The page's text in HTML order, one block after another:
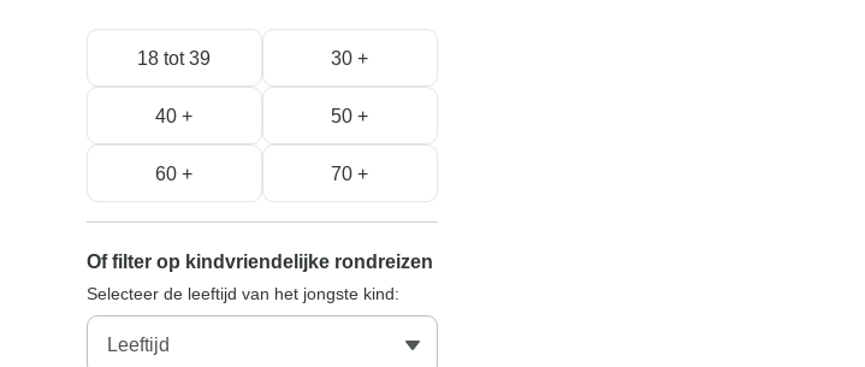
18 tot 39 30 +
40 + 50 +
60 + 70 +
Of filter op kindvriendelijke rondreizen
Selecteer de leeftijd van het jongste kind: